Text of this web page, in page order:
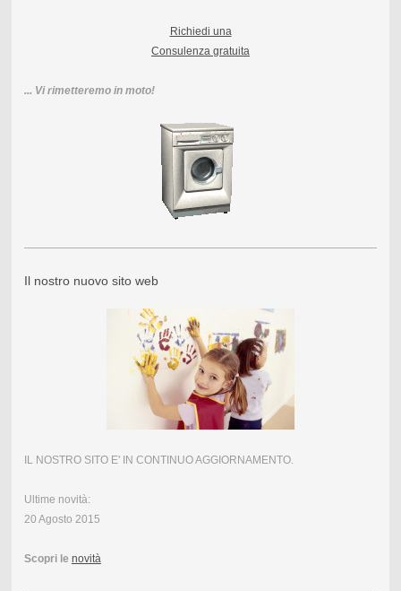
Richiedi una
Consulenza gratuita
... Vi rimetteremo in moto!
Il nostro nuovo sito web
IL NOSTRO SITO E' IN CONTINUO AGGIORNAMENTO.
Ultime novità:
20 Agosto 2015
Scopri le novità